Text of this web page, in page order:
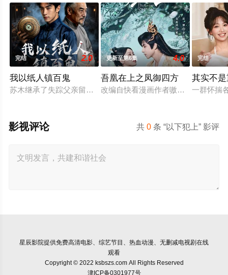
完结 2.0
我以纸人镇百鬼
苏木继承了失踪父亲留下的白事馆，本想低调扎纸维生，却因
更新至第6集 4.0
吾凰在上之凤御四方
改编自快看漫画作者嗷小泽的独家连
完结
其实不
一群怀揣
共0 条 “以下犯上” 影评
影视评论
星辰影院提供免费高清电影、综艺节目、热血动漫、无删减电视剧在线
观看
Copyright © 2022 ksbszs.com All Rights Reserved
津ICP备0301977号